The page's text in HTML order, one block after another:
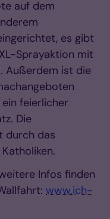
auf dem
es gibt
Sprayaktion mit
Außerdem ist die
feierlicher
Die
durch das
Infos finden
www.ich-